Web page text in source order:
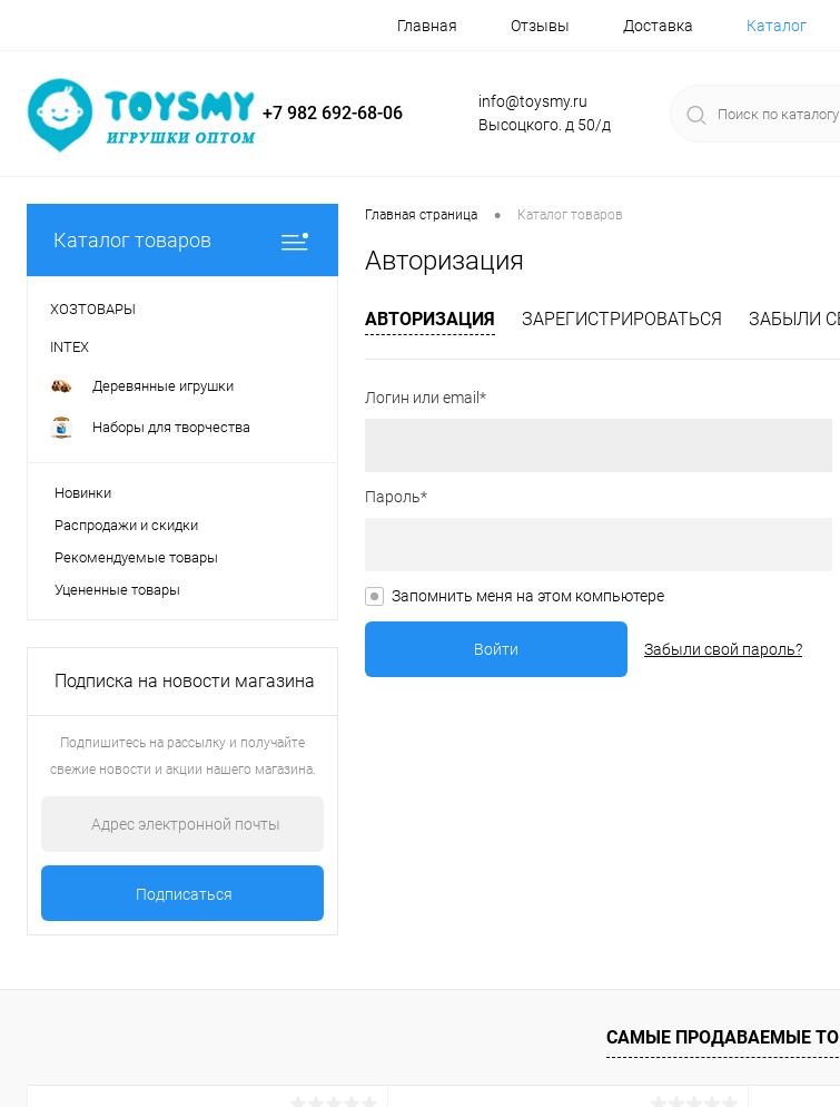
Главная Отзывы Доставка Каталог
+7 982 692-68-06
info@toysmy.ru
Высоцкого. д 50/д
Каталог товаров
ХОЗТОВАРЫ
INTEX
Деревянные игрушки
Наборы для творчества
Новинки
Распродажи и скидки
Рекомендуемые товары
Уцененные товары
Подписка на новости магазина
Подпишитесь на рассылку и получайте
свежие новости и акции нашего магазина.
Главная страница • Каталог товаров
Авторизация
АВТОРИЗАЦИЯ ЗАРЕГИСТРИРОВАТЬСЯ ЗАБЫЛИ
Логин или email*
Пароль*
Запомнить меня на этом компьютере
Забыли свой пароль?
САМЫЕ ПРОДАВАЕМЫЕ